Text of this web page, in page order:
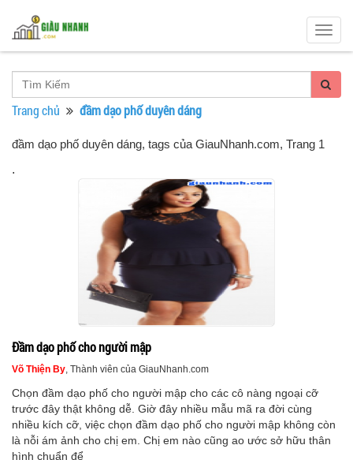
Trang chủ đầm dạo phố duyên dáng
đầm dạo phố duyên dáng, tags của GiauNhanh.com, Trang 1
.
Đầm dạo phố cho người mập
Võ Thiện By, Thành viên của GiauNhanh.com
Chọn đầm dạo phố cho người mập cho các cô nàng ngoại cỡ
trước đây thật không dễ. Giờ đây nhiều mẫu mã ra đời cùng
nhiều kích cỡ, việc chọn đầm dạo phố cho người mập không còn
là nỗi ám ảnh cho chị em. Chị em nào cũng ao ước sở hữu thân
hình chuẩn để